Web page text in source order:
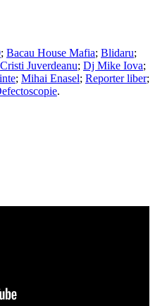
; Bacau House Mafia; Blidaru;
Cristi Juverdeanu; Dj Mike Iova;
; Mihai Enasel; Reporter liber;
.